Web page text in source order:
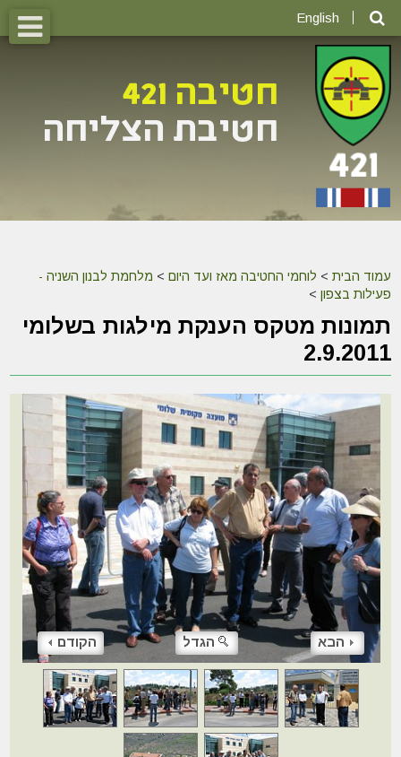
English
עמוד הבית > לוחמי החטיבה מאז ועד היום > מלחמת לבנון השניה -
פעילות בצפון >
תמונות מטקס הענקת מילגות בשלומי
2.9.2011
הקודם הגדל הבא